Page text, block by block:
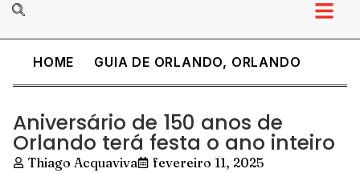
HOME GUIA DE ORLANDO, ORLANDO
Aniversário de 150 anos de
Orlando terá festa o ano inteiro
Thiago Acquaviva
fevereiro 11, 2025